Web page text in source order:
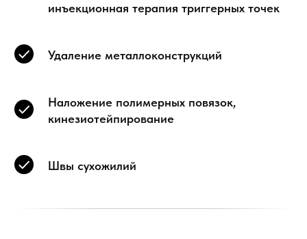
инъекционная терапия триггерных точек
Удаление металлоконструкций
Наложение полимерных повязок,
кинезиотейпирование
Швы сухожилий